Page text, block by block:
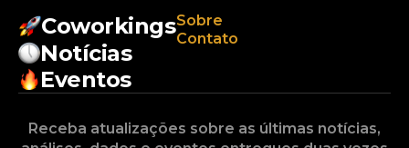
Coworkings
Notícias
Eventos
Sobre
Contato
Receba atualizações sobre as últimas notícias,